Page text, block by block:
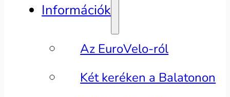
Információk
Az EuroVelo-ról
Két keréken a Balatonon